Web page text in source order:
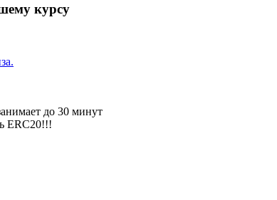
курсу
до 30 минут
ERC20!!!